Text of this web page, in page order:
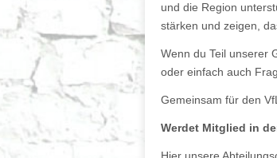
und die Region
stärken und zeigen,
Wenn du Teil unserer
oder einfach auch
Gemeinsam für den
Werdet Mitglied in